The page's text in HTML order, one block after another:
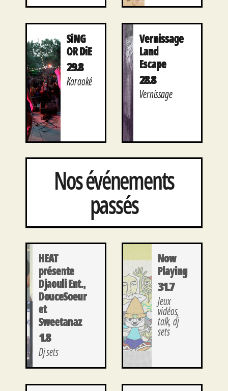
SiNG
OR DiE
29.8
Karaoké
Vernissage
Land
Escape
28.8
Vernissage
Nos événements
passés
HEAT
présente
Djaouli Ent.,
DouceSoeur
et
Sweetanaz
1.8
Dj sets
Now
Playing
31.7
Jeux
vidéos,
talk, dj
sets